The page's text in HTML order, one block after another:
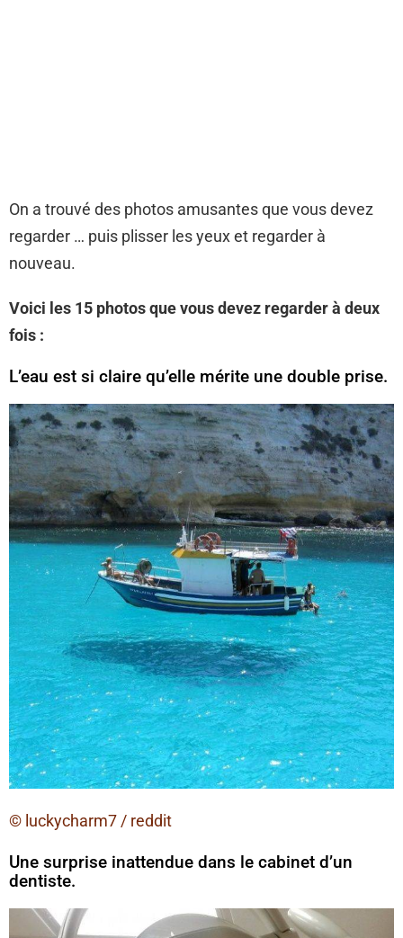
On a trouvé des photos amusantes que vous devez
regarder … puis plisser les yeux et regarder à
nouveau.
Voici les 15 photos que vous devez regarder à deux
fois :
L’eau est si claire qu’elle mérite une double prise.
© luckycharm7 / reddit
Une surprise inattendue dans le cabinet d’un
dentiste.